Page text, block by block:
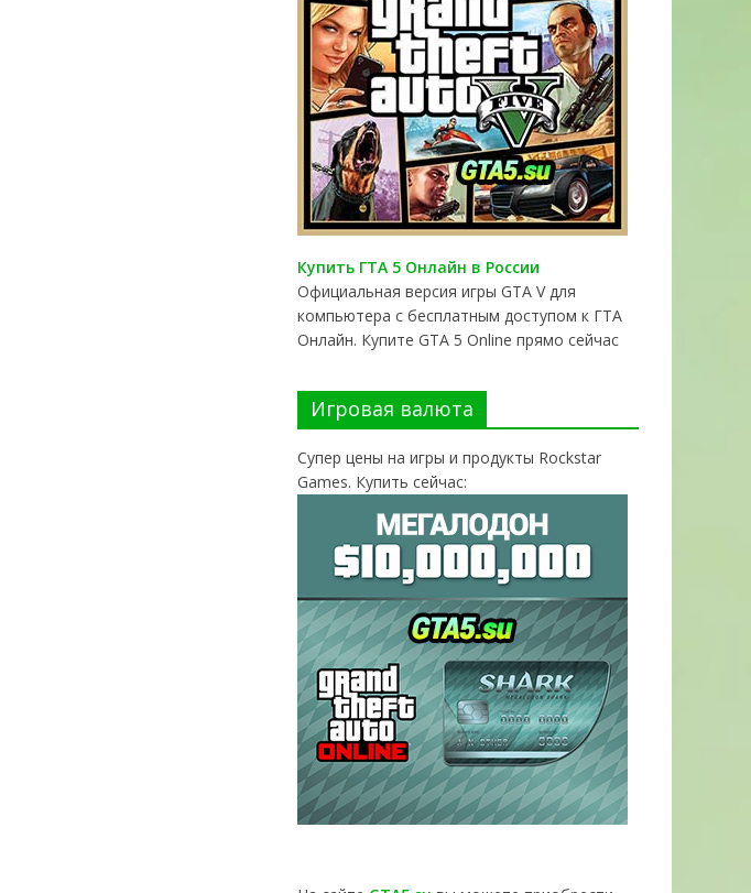
Купить ГТА 5 Онлайн в России
Официальная версия игры GTA V для
компьютера с бесплатным доступом к ГТА
Онлайн. Купите GTA 5 Online прямо сейчас
Игровая валюта
Супер цены на игры и продукты Rockstar
Games. Купить сейчас: